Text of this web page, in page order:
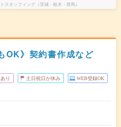
スタッフィング（茨城・栃木・群馬）
OK》契約書作成など
り 土日祝日が休み WEB登録OK